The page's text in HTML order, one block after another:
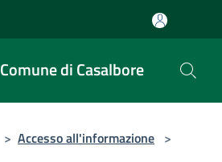
Comune di Casalbore
> Accesso all'informazione >